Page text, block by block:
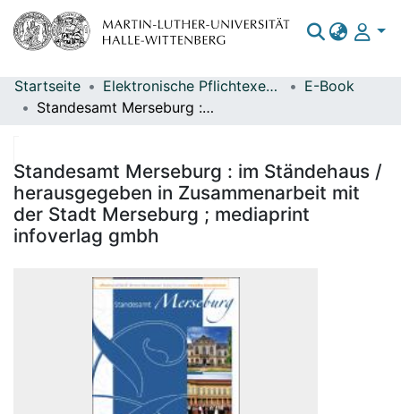
Bereiche & Sammlungen
Statistiken
Startseite Elektronische Pflichtexemplare
E-Book
Standesamt Merseburg : im Ständehaus / herausgegeben in Zusammenarbeit mit der Stadt Merseburg ; mediaprint infoverlag gmbh
Standesamt Merseburg : im Ständehaus /
herausgegeben in Zusammenarbeit mit
der Stadt Merseburg ; mediaprint
infoverlag gmbh